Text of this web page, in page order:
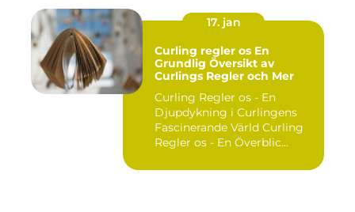
17. jan
Curling regler os En
Grundlig Översikt av
Curlings Regler och Mer
Curling Regler os - En
Djupdykning i Curlingens
Fascinerande Värld Curling
Regler os - En Överblic...